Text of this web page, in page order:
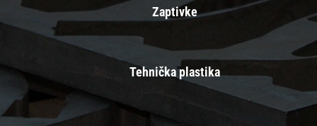
Zaptivke
Tehnička plastika